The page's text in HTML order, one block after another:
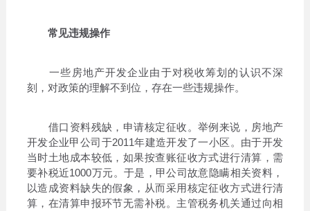
常见违规操作
一些房地产开发企业由于对税收筹划的认识不深
刻，对政策的理解不到位，存在一些违规操作。
借口资料残缺，申请核定征收。举例来说，房地产
开发企业甲公司于2011年建造开发了一小区。由于开发
当时土地成本较低，如果按查账征收方式进行清算，需
要补税近1000万元。于是，甲公司故意隐瞒相关资料，
以造成资料缺失的假象，从而采用核定征收方式进行清
算，在清算申报环节无需补税。主管税务机关通过向相